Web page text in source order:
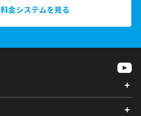
料金システムを見る